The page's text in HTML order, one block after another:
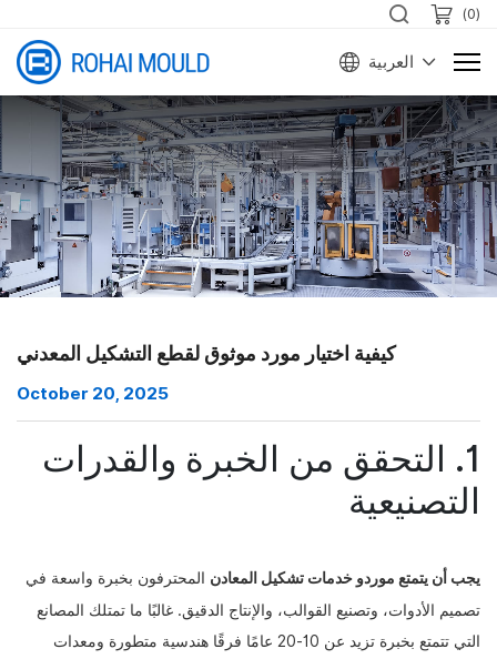
(
0
)
العربية
كيفية اختيار مورد موثوق لقطع التشكيل المعدني
October 20, 2025
1. التحقق من الخبرة والقدرات
التصنيعية
يجب أن يتمتع موردو خدمات تشكيل المعادن المحترفون بخبرة واسعة في
تصميم الأدوات، وتصنيع القوالب، والإنتاج الدقيق. غالبًا ما تمتلك المصانع
التي تتمتع بخبرة تزيد عن 10-20 عامًا فرقًا هندسية متطورة ومعدات